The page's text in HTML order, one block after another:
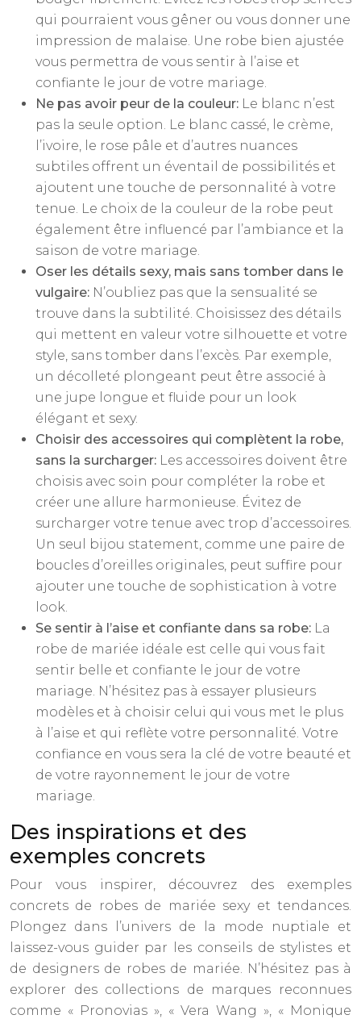
qui pourraient vous gêner ou vous donner une
impression de malaise. Une robe bien ajustée
vous permettra de vous sentir à l’aise et
confiante le jour de votre mariage.
Ne pas avoir peur de la couleur: Le blanc n’est
pas la seule option. Le blanc cassé, le crème,
l’ivoire, le rose pâle et d’autres nuances
subtiles offrent un éventail de possibilités et
ajoutent une touche de personnalité à votre
tenue. Le choix de la couleur de la robe peut
également être influencé par l’ambiance et la
saison de votre mariage.
Oser les détails sexy, mais sans tomber dans le
vulgaire: N’oubliez pas que la sensualité se
trouve dans la subtilité. Choisissez des détails
qui mettent en valeur votre silhouette et votre
style, sans tomber dans l’excès. Par exemple,
un décolleté plongeant peut être associé à
une jupe longue et fluide pour un look
élégant et sexy.
Choisir des accessoires qui complètent la robe,
sans la surcharger: Les accessoires doivent être
choisis avec soin pour compléter la robe et
créer une allure harmonieuse. Évitez de
surcharger votre tenue avec trop d’accessoires.
Un seul bijou statement, comme une paire de
boucles d’oreilles originales, peut suffire pour
ajouter une touche de sophistication à votre
look.
Se sentir à l’aise et confiante dans sa robe: La
robe de mariée idéale est celle qui vous fait
sentir belle et confiante le jour de votre
mariage. N’hésitez pas à essayer plusieurs
modèles et à choisir celui qui vous met le plus
à l’aise et qui reflète votre personnalité. Votre
confiance en vous sera la clé de votre beauté et
de votre rayonnement le jour de votre
mariage.
Des inspirations et des
exemples concrets
Pour vous inspirer, découvrez des exemples
concrets de robes de mariée sexy et tendances.
Plongez dans l’univers de la mode nuptiale et
laissez-vous guider par les conseils de stylistes et
de designers de robes de mariée. N’hésitez pas à
explorer des collections de marques reconnues
comme « Pronovias », « Vera Wang », « Monique